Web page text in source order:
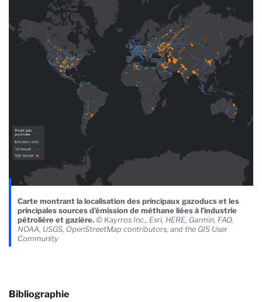
Carte montrant la localisation des principaux gazoducs et les
principales sources d’émission de méthane liées à l’industrie
pétrolière et gazière. © Kayrros Inc., Esri, HERE, Garmin, FAO,
NOAA, USGS, OpenStreetMap contributors, and the GIS User
Community
Bibliographie